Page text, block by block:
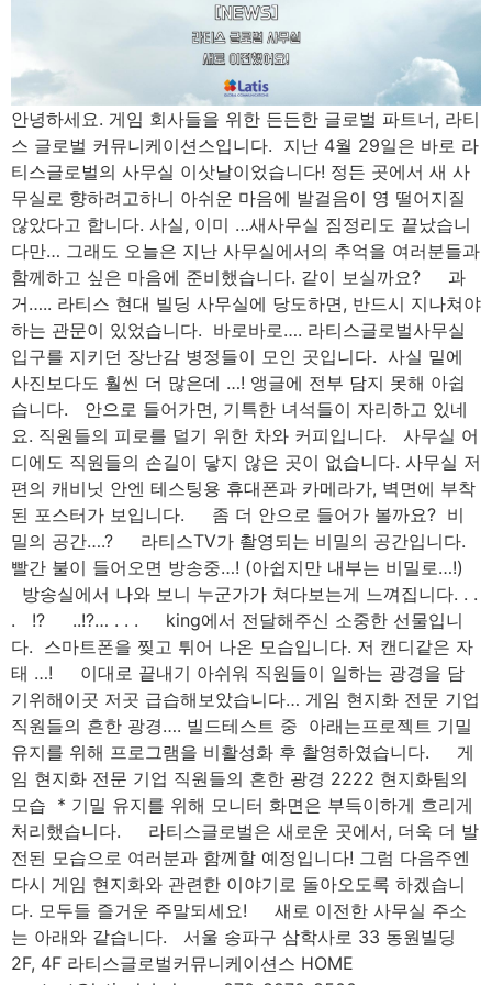
안녕하세요. 게임 회사들을 위한 든든한 글로벌 파트너, 라티
스 글로벌 커뮤니케이션스입니다. ​ 지난 4월 29일은 바로 라
티스글로벌의 사무실 이삿날이었습니다! 정든 곳에서 새 사
무실로 향하려고하니 아쉬운 마음에 발걸음이 영 떨어지질
않았다고 합니다. 사실, 이미 …새사무실 짐정리도 끝났습니
다만… 그래도 오늘은 지난 사무실에서의 추억을 여러분들과
함께하고 싶은 마음에 준비했습니다. 같이 보실까요? 과
거….. 라티스 현대 빌딩 사무실에 당도하면, 반드시 지나쳐야
하는 관문이 있었습니다. ​ 바로바로…. 라티스글로벌사무실
입구를 지키던 장난감 병정들이 모인 곳입니다. ​ 사실 밑에
사진보다도 훨씬 더 많은데 …! 앵글에 전부 담지 못해 아쉽
습니다. 안으로 들어가면, 기특한 녀석들이 자리하고 있네
요. 직원들의 피로를 덜기 위한 차와 커피입니다. 사무실 어
디에도 직원들의 손길이 닿지 않은 곳이 없습니다.​ 사무실 저
편의 캐비닛 안엔 테스팅용 휴대폰과 카메라가, 벽면에 부착
된 포스터가 보입니다. 좀 더 안으로 들어가 볼까요? ​ 비
밀의 공간….? 라티스TV가 촬영되는 비밀의 공간입니다.
빨간 불이 들어오면 방송중…! (아쉽지만 내부는 비밀로…!)
방송실에서 나와 보니 누군가가 쳐다보는게 느껴집니다. . .
. ​ ​ !? ​..!?… . . ​. king에서 전달해주신 소중한 선물입니
다. ​ 스마트폰을 찢고 튀어 나온 모습입니다. 저 캔디같은 자
태 …! 이대로 끝내기 아쉬워 직원들이 일하는 광경을 담
기위해이곳 저곳 급습해보았습니다… 게임 현지화 전문 기업
직원들의 흔한 광경…. 빌드테스트 중 ​ 아래는프로젝트 기밀
유지를 위해 프로그램을 비활성화 후 촬영하였습니다. 게
임 현지화 전문 기업 직원들의 흔한 광경 2222 현지화팀의
모습 ​ * 기밀 유지를 위해 모니터 화면은 부득이하게 흐리게
처리했습니다. 라티스글로벌은 새로운 곳에서, 더욱 더 발
전된 모습으로 여러분과 함께할 예정입니다! ​그럼 다음주엔
다시 게임 현지화와 관련한 이야기로 돌아오도록 하겠습니
다. 모두들 즐거운 주말되세요! 새로 이전한 사무실 주소
는 아래와 같습니다. 서울 송파구 삼학사로 33 동원빌딩
2F, 4F 라티스글로벌커뮤니케이션스 HOME